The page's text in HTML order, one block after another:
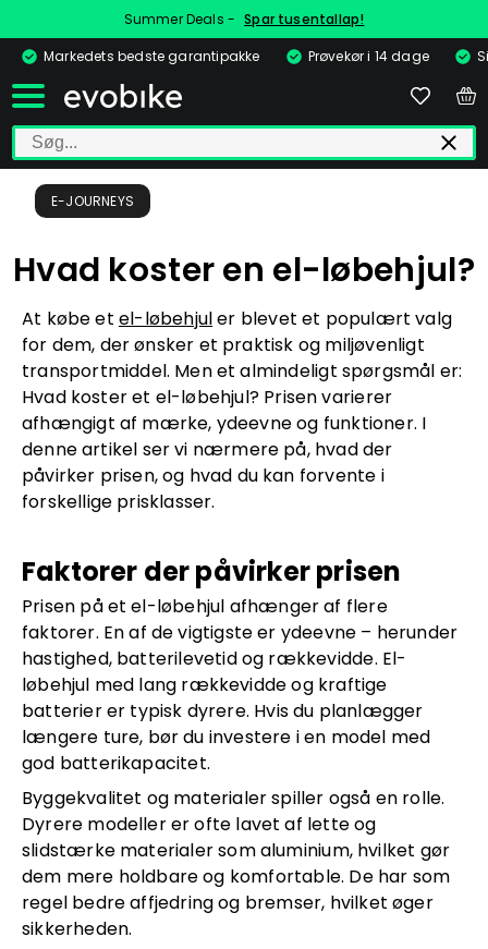
Summer Deals - Spar tusentallap!
Markedets bedste garantipakke
Prøvekør i 14 dage
E-JOURNEYS
Hvad koster en el-løbehjul?
At købe et el-løbehjuler blevet et populært valg
for dem, der ønsker et praktisk og miljøvenligt
transportmiddel. Men et almindeligt spørgsmål er:
Hvad koster et el-løbehjul? Prisen varierer
afhængigt af mærke, ydeevne og funktioner. I
denne artikel ser vi nærmere på, hvad der
påvirker prisen, og hvad du kan forvente i
forskellige prisklasser.
Faktorer der påvirker prisen
Prisen på et el-løbehjul afhænger af flere
faktorer. En af de vigtigste er ydeevne – herunder
hastighed, batterilevetid og rækkevidde. El-
løbehjul med lang rækkevidde og kraftige
batterier er typisk dyrere. Hvis du planlægger
længere ture, bør du investere i en model med
god batterikapacitet.
Byggekvalitet og materialer spiller også en rolle.
Dyrere modeller er ofte lavet af lette og
slidstærke materialer som aluminium, hvilket gør
dem mere holdbare og komfortable. De har som
regel bedre affjedring og bremser, hvilket øger
sikkerheden.